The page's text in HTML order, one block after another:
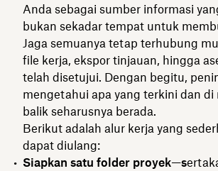
Anda sebagai sumber informasi
bukan sekadar tempat untuk
Jaga semuanya tetap terhubung
file kerja, ekspor tinjauan, hingga
telah disetujui. Dengan begitu,
mengetahui apa yang terkini dan di
balik seharusnya berada.
Berikut adalah alur kerja yang
dapat diulang:
Siapkan satu folder proyek—s